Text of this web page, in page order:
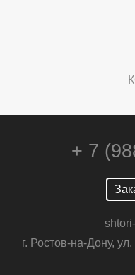
+ 7
г. Ростов-на-Дону,